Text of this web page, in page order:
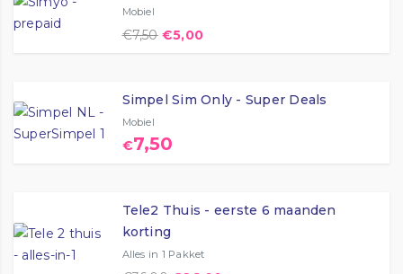
Mobiel
€7,50 €5,00
Simpel Sim Only - Super Deals
Mobiel
€7,50
Tele2 Thuis - eerste 6 maanden
korting
Alles in 1 Pakket